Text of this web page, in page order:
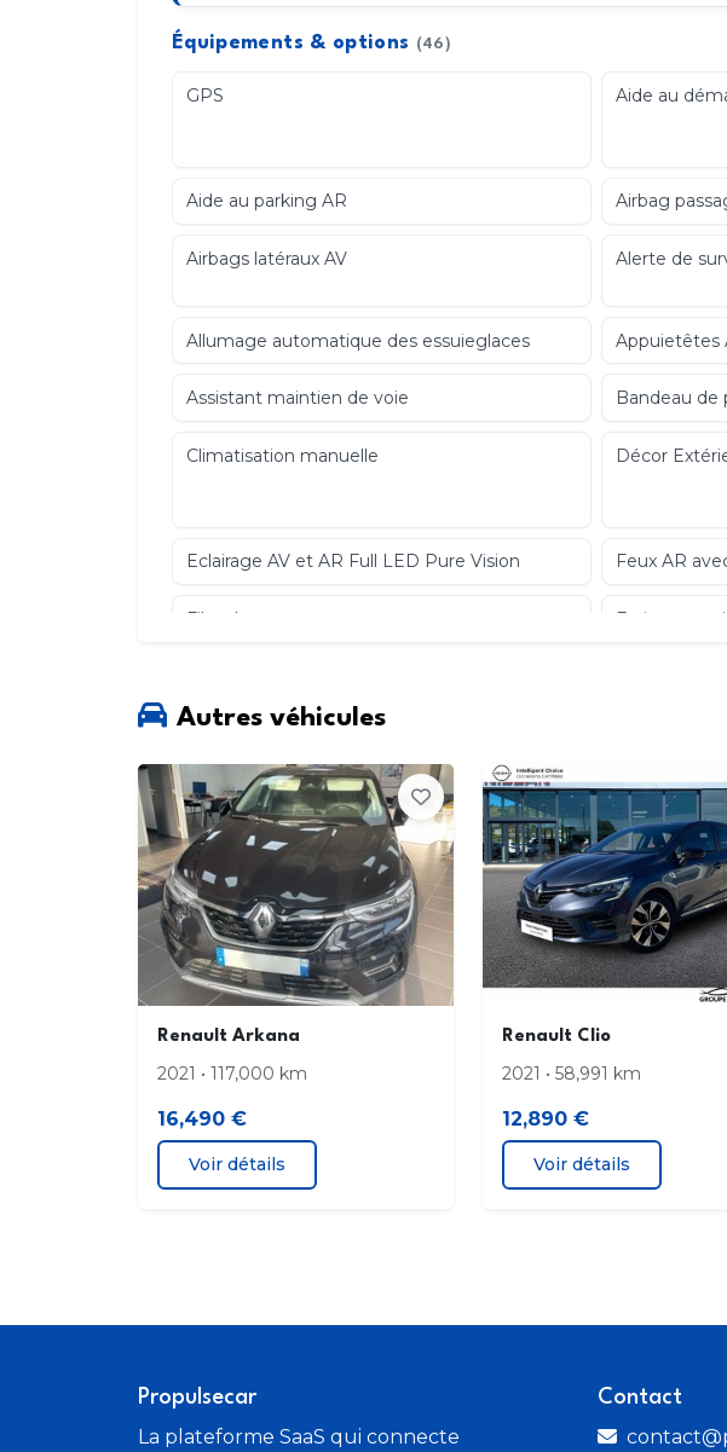
Équipements & options (46)
GPS Aide au
Aide au parking AR Airbag
Airbags latéraux AV Alerte de
Allumage automatique des essuieglaces Appuietêtes
Assistant maintien de voie Bandeau de
Climatisation manuelle Décor
Eclairage AV et AR Full LED Pure Vision Feux AR
Filet de rangement
Freinage
Harmonie beige
Kit de gonflage Lèvevitres
Navigation connectée cartographie Europe recherche
Paresoleil avec miroir de courtoisie Peinture
Régulateur limiteur de vitesse Rétroviseurs
Rétroviseurs extérieurs Noir brillant
Volant TEP
Autres véhicules
Renault Arkana
2021 • 117,000 km
16,490 €
Voir détails
Renault Clio
2021 • 58,991 km
12,890 €
Voir détails
Propulsecar
La plateforme SaaS qui connecte
Contact